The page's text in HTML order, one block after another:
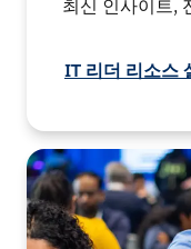
최신 인사이트,
IT 리더 리소스